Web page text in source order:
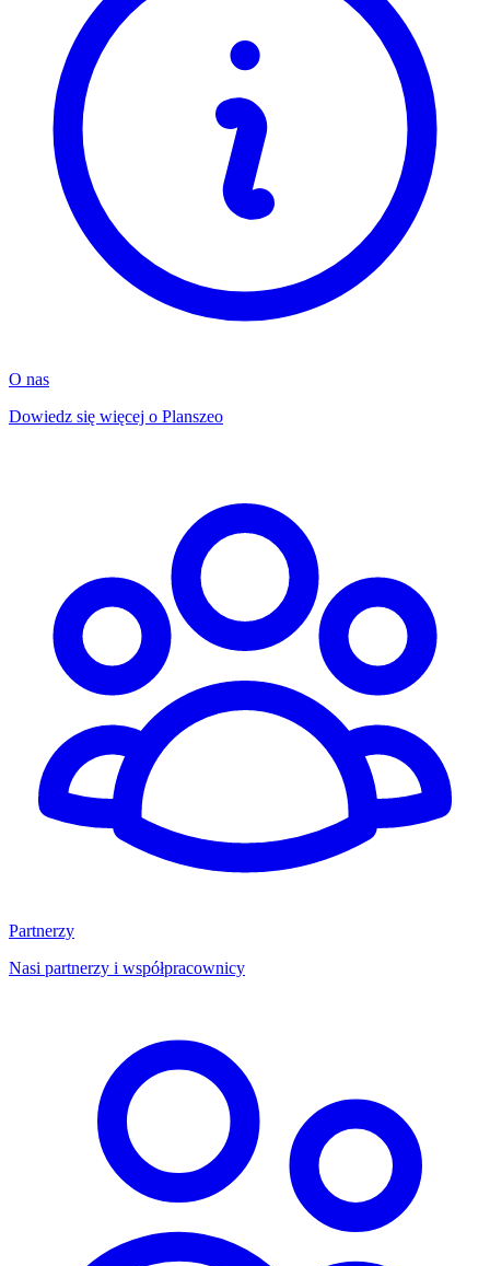
O nas
Dowiedz się więcej o Planszeo
Partnerzy
Nasi partnerzy i współpracownicy